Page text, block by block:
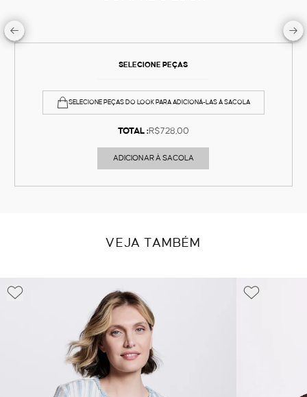
SELECIONE PEÇAS
SELECIONE PEÇAS DO LOOK PARA ADICIONÁ-LAS À SACOLA
TOTAL :R$728,00
ADICIONAR À SACOLA
VEJA TAMBÉM